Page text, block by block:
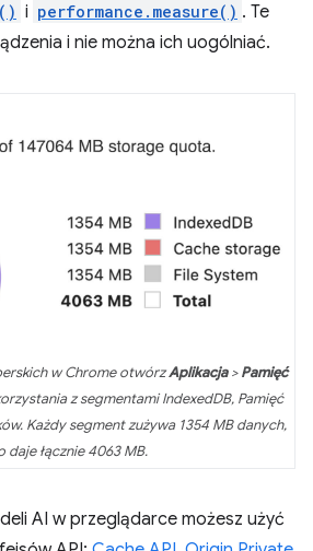
i performance.measure() . Te
i nie można ich uogólniać.
w Chrome otwórzAplikacja>Pamięć
z segmentami IndexedDB, Pamięć
Każdy segment zużywa 1354 MB danych,
daje łącznie 4063 MB.
AI w przeglądarce możesz użyć